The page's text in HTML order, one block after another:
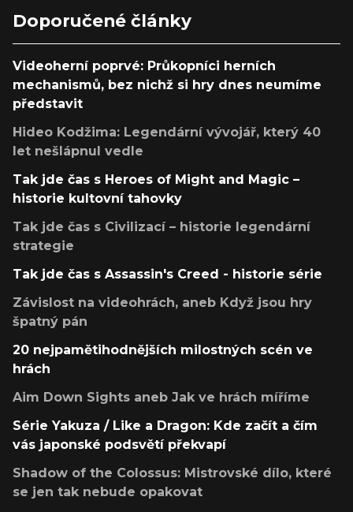
Doporučené články
Videoherní poprvé: Průkopníci herních
mechanismů, bez nichž si hry dnes neumíme
představit
Hideo Kodžima: Legendární vývojář, který 40
let nešlápnul vedle
Tak jde čas s Heroes of Might and Magic –
historie kultovní tahovky
Tak jde čas s Civilizací – historie legendární
strategie
Tak jde čas s Assassin's Creed - historie série
Závislost na videohrách, aneb Když jsou hry
špatný pán
20 nejpamětihodnějších milostných scén ve
hrách
Aim Down Sights aneb Jak ve hrách míříme
Série Yakuza / Like a Dragon: Kde začít a čím
vás japonské podsvětí překvapí
Shadow of the Colossus: Mistrovské dílo, které
se jen tak nebude opakovat